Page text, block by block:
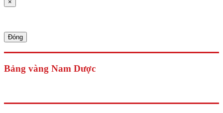
×
Đóng
Bảng vàng Nam Dược